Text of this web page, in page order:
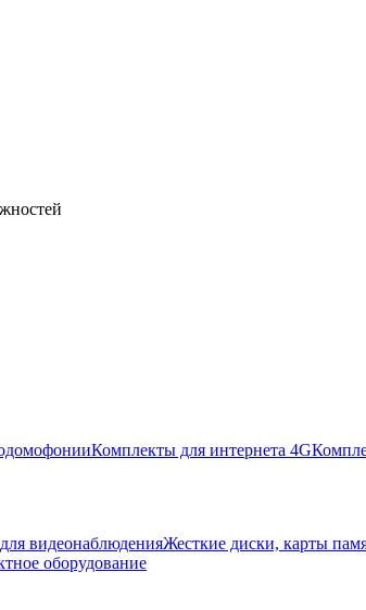
Комплекты для интернета 4G
видеонаблюденияЖесткие диски, карты
оборудование